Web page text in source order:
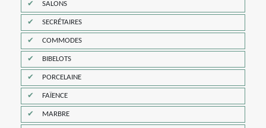
SALONS
SECRÉTAIRES
COMMODES
BIBELOTS
PORCELAINE
FAÏENCE
MARBRE